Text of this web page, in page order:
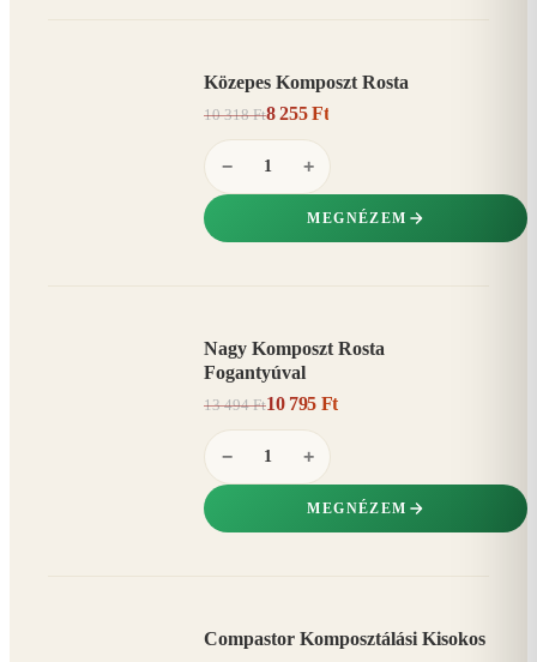
Közepes Komposzt Rosta
10 318 Ft8 255 Ft
− +
MEGNÉZEM
Nagy Komposzt Rosta
Fogantyúval
13 494 Ft10 795 Ft
− +
MEGNÉZEM
Compastor Komposztálási Kisokos